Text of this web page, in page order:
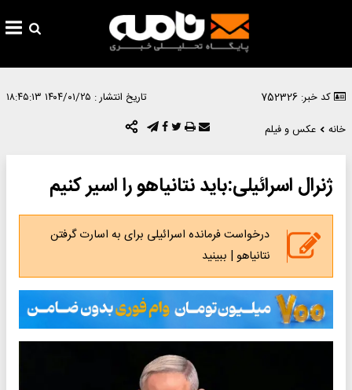
کد خبر: 752326 تاریخ انتشار : ۱۴۰۴/۰۱/۲۵ ۱۸:۴۵:۱۳
خانه
عکس و فیلم
ژنرال اسرائیلی:باید نتانیاهو را اسیر کنیم
درخواست فرمانده اسرائیلی برای به اسارت گرفتن
نتانیاهو | ببینید